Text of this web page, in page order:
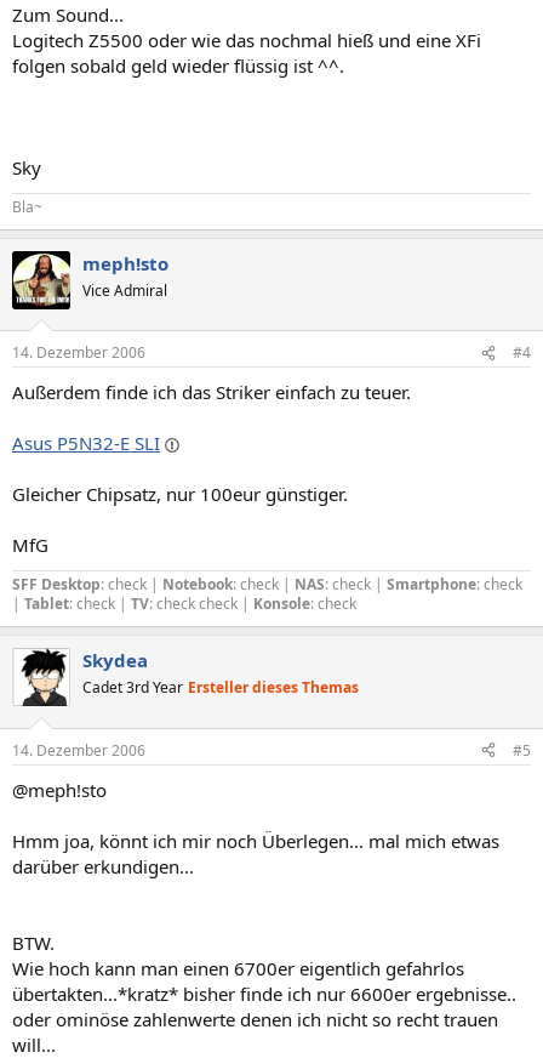
Zum Sound...
Logitech Z5500 oder wie das nochmal hieß und eine XFi
folgen sobald geld wieder flüssig ist ^^.
Sky
Bla~
meph!sto
Vice Admiral
14. Dezember 2006 #4
Außerdem finde ich das Striker einfach zu teuer.
Asus P5N32-E SLI
Gleicher Chipsatz, nur 100eur günstiger.
MfG
SFF Desktop: check | Notebook: check | NAS: check | Smartphone: check
| Tablet: check | TV: check check | Konsole: check
Skydea
Cadet 3rd Year Ersteller dieses Themas
14. Dezember 2006 #5
@meph!sto
Hmm joa, könnt ich mir noch Überlegen... mal mich etwas
darüber erkundigen...
BTW.
Wie hoch kann man einen 6700er eigentlich gefahrlos
übertakten...*kratz* bisher finde ich nur 6600er ergebnisse..
oder ominöse zahlenwerte denen ich nicht so recht trauen
will...